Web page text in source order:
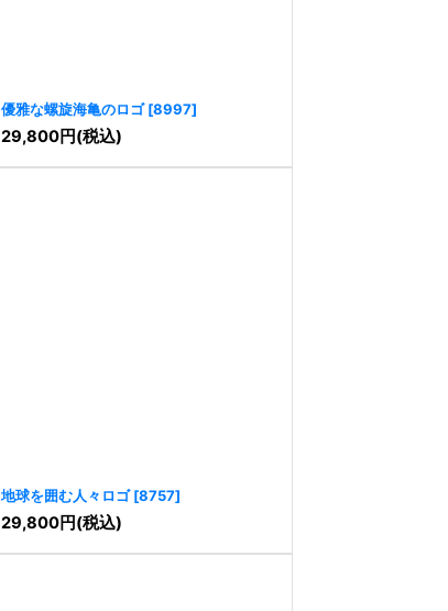
優雅な螺旋海亀のロゴ [8997]
29,800円(税込)
地球を囲む人々ロゴ [8757]
29,800円(税込)